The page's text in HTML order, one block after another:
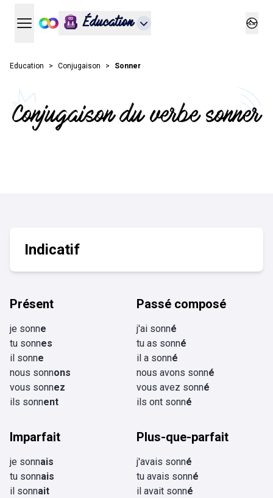
Ouvrir le menu principal
Éducation
Education Conjugaison Sonner
Conjugaison du verbe sonner
Indicatif
Présent
je sonne
tu sonnes
il sonne
nous sonnons
vous sonnez
ils sonnent
Passé composé
j'ai sonné
tu as sonné
il a sonné
nous avons sonné
vous avez sonné
ils ont sonné
Imparfait
je sonnais
tu sonnais
il sonnait
Plus-que-parfait
j'avais sonné
tu avais sonné
il avait sonné